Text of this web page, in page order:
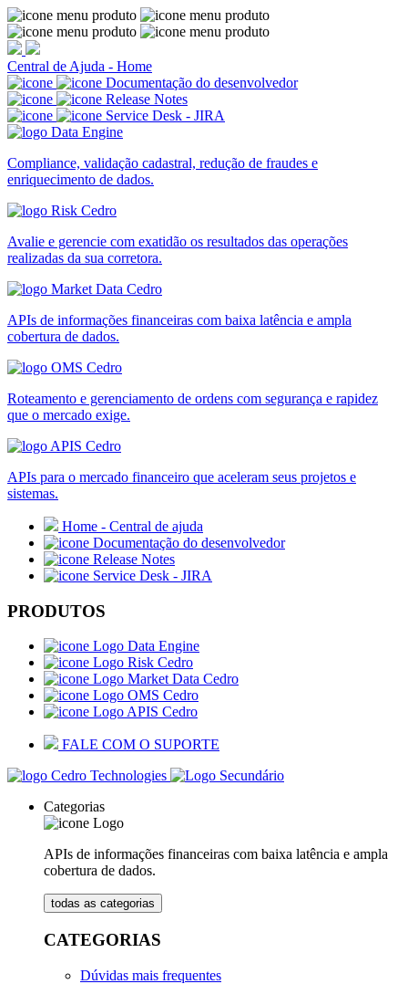
Central de Ajuda - Home
Documentação do desenvolvedor
Release Notes
Service Desk - JIRA
Compliance, validação cadastral, redução de fraudes e
enriquecimento de dados.
Avalie e gerencie com exatidão os resultados das operações
realizadas da sua corretora.
APIs de informações financeiras com baixa latência e ampla
cobertura de dados.
Roteamento e gerenciamento de ordens com segurança e rapidez
que o mercado exige.
APIs para o mercado financeiro que aceleram seus projetos e
sistemas.
Home - Central de ajuda
Documentação do desenvolvedor
Release Notes
Service Desk - JIRA
PRODUTOS
Data Engine
Risk Cedro
Market Data Cedro
OMS Cedro
APIS Cedro
FALE COM O SUPORTE
Categorias
APIs de informações financeiras com baixa latência e ampla
cobertura de dados.
todas as categorias
CATEGORIAS
Dúvidas mais frequentes